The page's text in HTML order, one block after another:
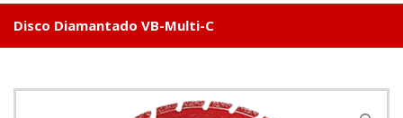
Disco Diamantado VB-Multi-C